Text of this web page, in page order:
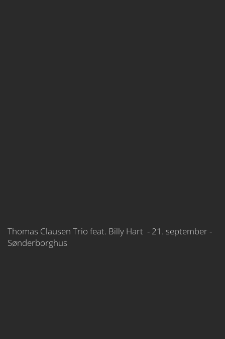
Thomas Clausen Trio feat. Billy Hart - 21. september -
Sønderborghus